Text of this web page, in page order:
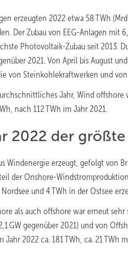
erzeugten 2022 etwa 58 TWh
Der Zubau von EEG-Anlagen mit
Photovoltaik-Zubau seit 2013.
2021. Von April bis August
von Steinkohlekraftwerken und
Jahr, Wind
nach 112 TWh im Jahr 2021.
2022 der
Windenergie erzeugt, gefolgt von
der Onshore-
und 4 TWh in der Ostsee
als auch offshore war erneut
GW gegenüber 2021) und von
2022 ca. 181 TWh, ca. 21 TWh